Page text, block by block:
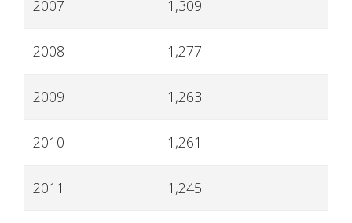
2007 1,309
2008 1,277
2009 1,263
2010 1,261
2011 1,245